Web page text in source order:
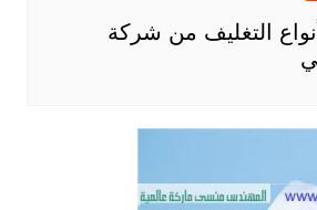
التغليف من شركة